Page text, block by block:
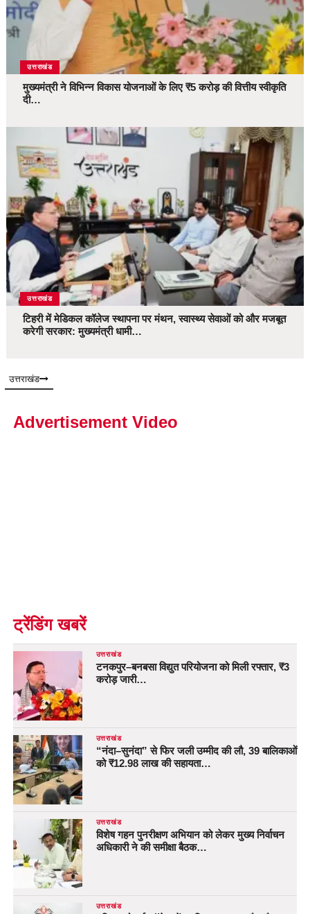
उत्तराखंड
मुख्यमंत्री ने विभिन्न विकास योजनाओं के लिए ₹5 करोड़ की वित्तीय स्वीकृति
दी…
उत्तराखंड
टिहरी में मेडिकल कॉलेज स्थापना पर मंथन, स्वास्थ्य सेवाओं को और मजबूत
करेगी सरकार: मुख्यमंत्री धामी…
उत्तराखंड
Advertisement Video
ट्रेंडिंग खबरें
उत्तराखंड
टनकपुर–बनबसा विद्युत परियोजना को मिली रफ्तार, ₹3
करोड़ जारी…
उत्तराखंड
“नंदा–सुनंदा” से फिर जली उम्मीद की लौ, 39 बालिकाओं
को ₹12.98 लाख की सहायता…
उत्तराखंड
विशेष गहन पुनरीक्षण अभियान को लेकर मुख्य निर्वाचन
अधिकारी ने की समीक्षा बैठक…
उत्तराखंड